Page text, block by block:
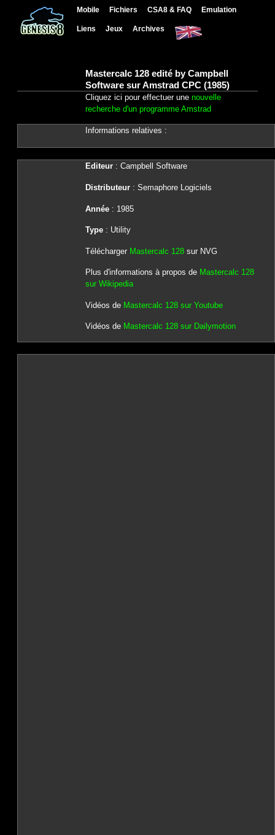
Mobile Fichiers CSA8 & FAQ Emulation
Liens Jeux Archives
Mastercalc 128 edité by Campbell
Software sur Amstrad CPC (1985)
Cliquez ici pour effectuer une nouvelle
recherche d'un programme Amstrad
Informations relatives :
Editeur: Campbell Software
Distributeur : Semaphore Logiciels
Année: 1985
Type: Utility
Télécharger Mastercalc 128sur NVG
Plus d'informations à propos de Mastercalc 128
sur Wikipedia
Vidéos de Mastercalc 128 sur Youtube
Vidéos de Mastercalc 128 sur Dailymotion